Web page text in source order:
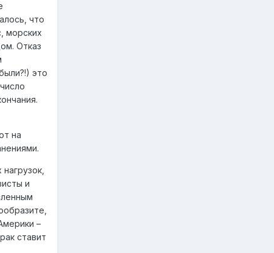
что
морских
Отказ
это
на
и
–
ставит